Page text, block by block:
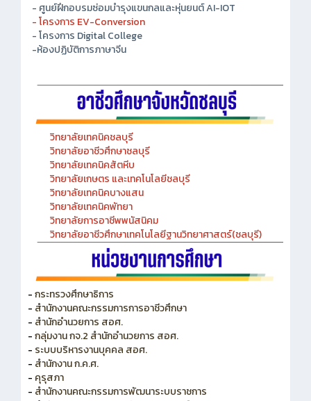
- ศูนย์ฝึกอบรมซ่อมบำรุงแขนกลและหุ่นยนต์ AI-IOT
- โครงการ EV-Conversion
- โครงการ Digital College
-ห้องปฏิบัติการภาษาจีน
วิทยาลัยเทคนิคชลบุรี
วิทยาลัยอาชีวศึกษาชลบุรี
วิทยาลัยเทคนิคสัตหีบ
วิทยาลัยเกษตร และเทคโนโลยีชลบุรี
วิทยาลัยเทคนิคบางแสน
วิทยาลัยเทคนิคพัทยา
วิทยาลัยการอาชีพพนัสนิคม
วิทยาลัยอาชีวศึกษาเทคโนโลยีฐานวิทยาศาสตร์(ชลบุรี)
-กระทรวงศึกษาธิการ
- สำนักงานคณะกรรมการการอาชีวศึกษา
- สำนักอำนวยการ สอศ.
-กลุ่มงาน กจ.2 สำนักอำนวยการ สอศ.
- ระบบบริหารงานบุคคล สอศ.
- สำนักงาน ก.ค.ศ.
- คุรุสภา
- สำนักงานคณะกรรมการพัฒนาระบบราชการ